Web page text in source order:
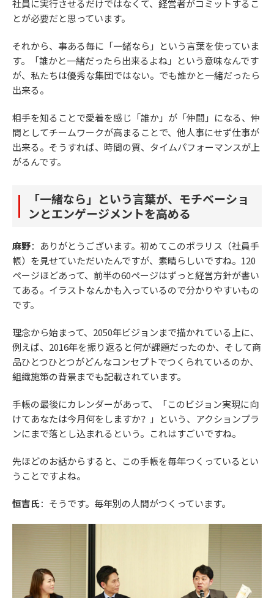
社員に実行させるだけではなくて、経営者がコミットするこ
とが必要だと思っています。
それから、事ある毎に「一緒なら」という言葉を使っていま
す。「誰かと一緒だったら出来るよね」という意味なんです
が、私たちは優秀な集団ではない。でも誰かと一緒だったら
出来る。
相手を知ることで愛着を感じ「誰か」が「仲間」になる、仲
間としてチームワークが高まることで、他人事にせず仕事が
出来る。そうすれば、時間の質、タイムパフォーマンスが上
がるんです。
「一緒なら」という言葉が、モチベーショ
ンとエンゲージメントを高める
麻野：ありがとうございます。初めてこのポラリス（社員手
帳）を見せていただいたんですが、素晴らしいですね。120
ページほどあって、前半の60ページはずっと経営方針が書い
てある。イラストなんかも入っているので分かりやすいもの
です。
理念から始まって、2050年ビジョンまで描かれている上に、
例えば、2016年を振り返ると何が課題だったのか、そして商
品ひとつひとつがどんなコンセプトでつくられているのか、
組織施策の背景までも記載されています。
手帳の最後にカレンダーがあって、「このビジョン実現に向
けてあなたは今月何をしますか？」という、アクションプラ
ンにまで落とし込まれるという。これはすごいですね。
先ほどのお話からすると、この手帳を毎年つくっているとい
うことですよね。
恒吉氏：そうです。毎年別の人間がつくっています。